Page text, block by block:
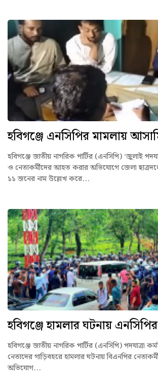
হবিগঞ্জে এনসিপির মামলায়
হবিগঞ্জে জাতীয় নাগরিক পার্টির (এনসিপি) ‘জুলাই
ও নেতাকর্মীদের আহত করার অভিযোগে জেলা
১১ জনের নাম উল্লেখ করে...
হবিগঞ্জে হামলার ঘটনায়
হবিগঞ্জে জাতীয় নাগরিক পার্টির (এনসিপি) পদযাত্রা
নেতাদের গাড়িবহরে হামলার ঘটনায় বিএনপির
অভিযোগ...